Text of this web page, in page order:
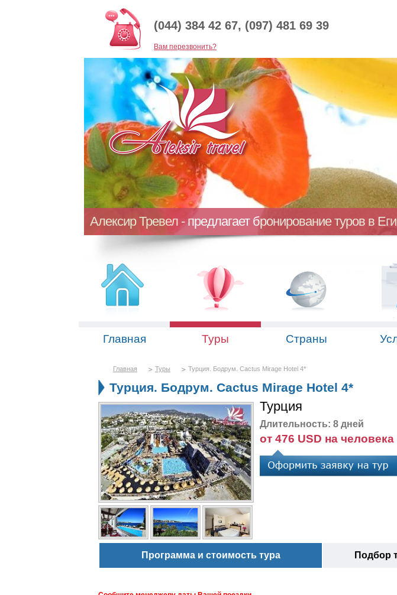
(044) 384 42 67, (097) 481 69 39
Baм перезвонить?
Алексир Тревел - предлагает бронирование туров в
Главная Туры Страны
Главная Туры Турция. Бодрум. Cactus Mirage Hotel 4*
Турция. Бодрум. Cactus Mirage Hotel 4*
Турция
Длительность: 8 дней
от 476 USD на человека
Программа и стоимость тура Подбор